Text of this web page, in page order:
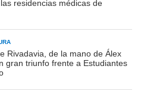
residencias médicas de
Rivadavia, de la mano de Álex
gran triunfo frente a Estudiantes